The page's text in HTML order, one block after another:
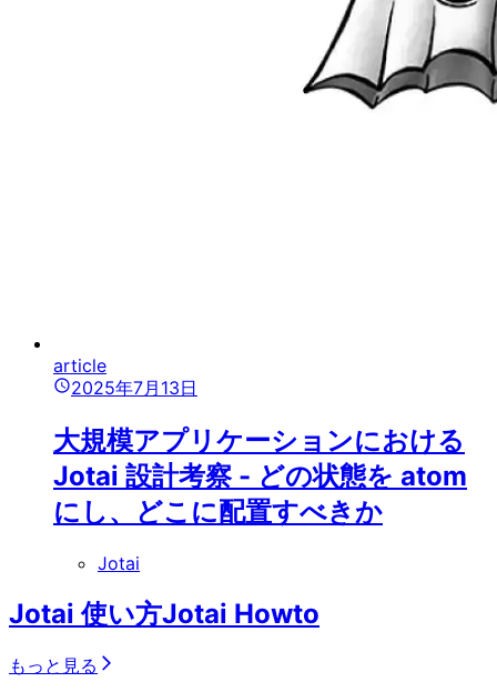
article
2025年7月13日
大規模アプリケーションにおける
Jotai 設計考察 - どの状態を atom
にし、どこに配置すべきか
Jotai
Jotai 使い方Jotai Howto
もっと見る